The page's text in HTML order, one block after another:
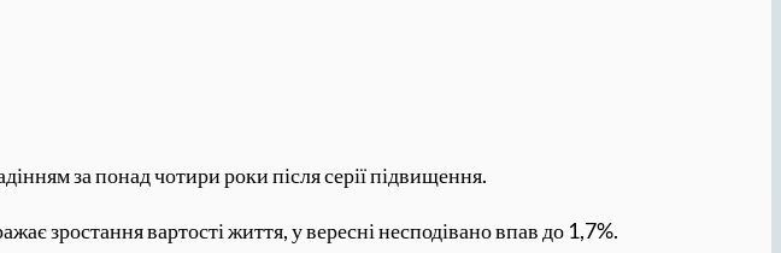
за понад чотири роки після серії підвищення.
зростання вартості життя, у вересні несподівано впав до 1,7%.